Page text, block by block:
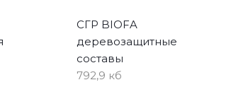
СГР BIOFA
деревозащитные
составы
792,9 кб